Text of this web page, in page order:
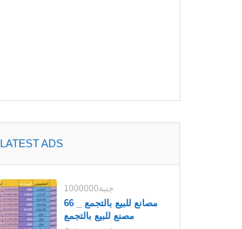
LATEST ADS
1000000جنية
مصانع للبيع بالتجمع _ 66
مصنع للبيع بالتجمع